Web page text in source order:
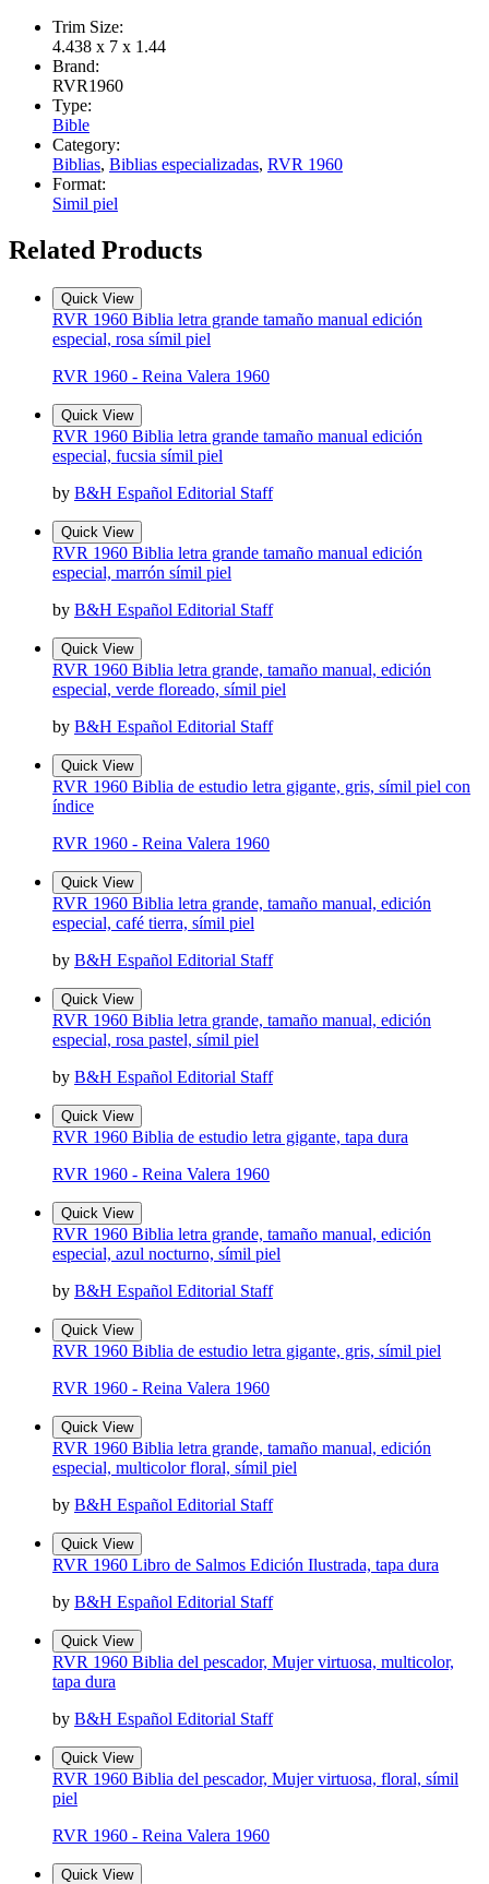
Trim Size:
4.438 x 7 x 1.44
Brand:
RVR1960
Type:
Bible
Category:
Biblias, Biblias especializadas, RVR 1960
Format:
Simil piel
Related Products
Quick View
RVR 1960 Biblia letra grande tamaño manual edición
especial, rosa símil piel
RVR 1960 - Reina Valera 1960
Quick View
RVR 1960 Biblia letra grande tamaño manual edición
especial, fucsia símil piel
by B&H Español Editorial Staff
Quick View
RVR 1960 Biblia letra grande tamaño manual edición
especial, marrón símil piel
by B&H Español Editorial Staff
Quick View
RVR 1960 Biblia letra grande, tamaño manual, edición
especial, verde floreado, símil piel
by B&H Español Editorial Staff
Quick View
RVR 1960 Biblia de estudio letra gigante, gris, símil piel con
índice
RVR 1960 - Reina Valera 1960
Quick View
RVR 1960 Biblia letra grande, tamaño manual, edición
especial, café tierra, símil piel
by B&H Español Editorial Staff
Quick View
RVR 1960 Biblia letra grande, tamaño manual, edición
especial, rosa pastel, símil piel
by B&H Español Editorial Staff
Quick View
RVR 1960 Biblia de estudio letra gigante, tapa dura
RVR 1960 - Reina Valera 1960
Quick View
RVR 1960 Biblia letra grande, tamaño manual, edición
especial, azul nocturno, símil piel
by B&H Español Editorial Staff
Quick View
RVR 1960 Biblia de estudio letra gigante, gris, símil piel
RVR 1960 - Reina Valera 1960
Quick View
RVR 1960 Biblia letra grande, tamaño manual, edición
especial, multicolor floral, símil piel
by B&H Español Editorial Staff
Quick View
RVR 1960 Libro de Salmos Edición Ilustrada, tapa dura
by B&H Español Editorial Staff
Quick View
RVR 1960 Biblia del pescador, Mujer virtuosa, multicolor,
tapa dura
by B&H Español Editorial Staff
Quick View
RVR 1960 Biblia del pescador, Mujer virtuosa, floral, símil
piel
RVR 1960 - Reina Valera 1960
Quick View